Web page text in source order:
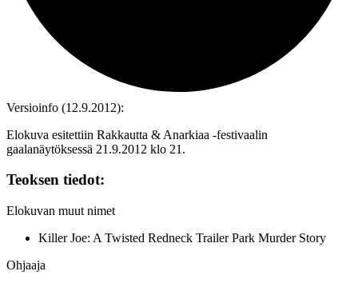
Versioinfo (12.9.2012):
Elokuva esitettiin Rakkautta & Anarkiaa ‑festivaalin
gaalanäytöksessä 21.9.2012 klo 21.
Teoksen tiedot:
Elokuvan muut nimet
Killer Joe: A Twisted Redneck Trailer Park Murder Story
Ohjaaja